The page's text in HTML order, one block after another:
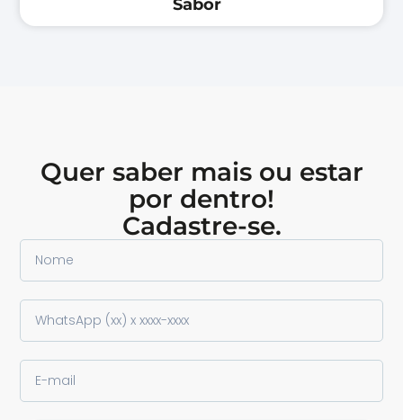
Sabor
Quer saber mais ou estar
por dentro!
Cadastre-se.